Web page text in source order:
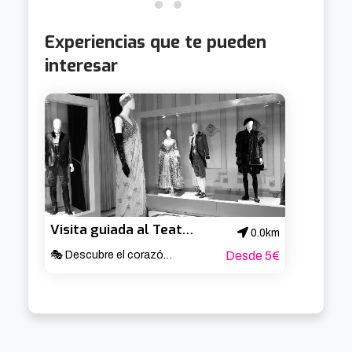
Nøgen en un momento de transición real, con
canciones que cierran una etapa y dejan abierta
la siguiente. 🎸
Experiencias que te pueden
interesar
Visita guiada al Teatro Arriaga
0.0km
🎭 Descubre el corazón cultural de Bilbao ✨
Desde 5€